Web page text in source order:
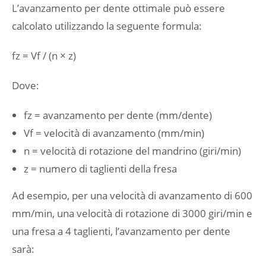
L’avanzamento per dente ottimale può essere
calcolato utilizzando la seguente formula:
fz = Vf / (n × z)
Dove:
fz = avanzamento per dente (mm/dente)
Vf = velocità di avanzamento (mm/min)
n = velocità di rotazione del mandrino (giri/min)
z = numero di taglienti della fresa
Ad esempio, per una velocità di avanzamento di 600
mm/min, una velocità di rotazione di 3000 giri/min e
una fresa a 4 taglienti, l’avanzamento per dente
sarà: